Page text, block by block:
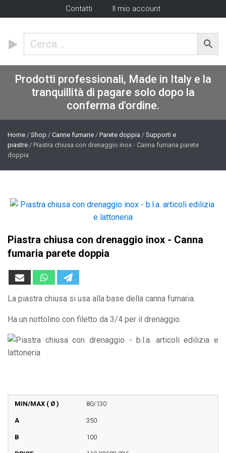
Contatti Il mio account
Prodotti professionali, Made in Italy e la
tranquillità di pagare solo dopo la
conferma d'ordine.
Home / Shop / Canne fumarie / Parete doppia / Supporti e
piastre / Piastra chiusa con drenaggio inox - Canna fumaria parete
doppia
Piastra chiusa con drenaggio inox - Canna
fumaria parete doppia
La piastra chiusa si usa alla base della canna fumaria.
Ha un nottolino con filetto da 3/4 per il drenaggio.
80/130
350
100